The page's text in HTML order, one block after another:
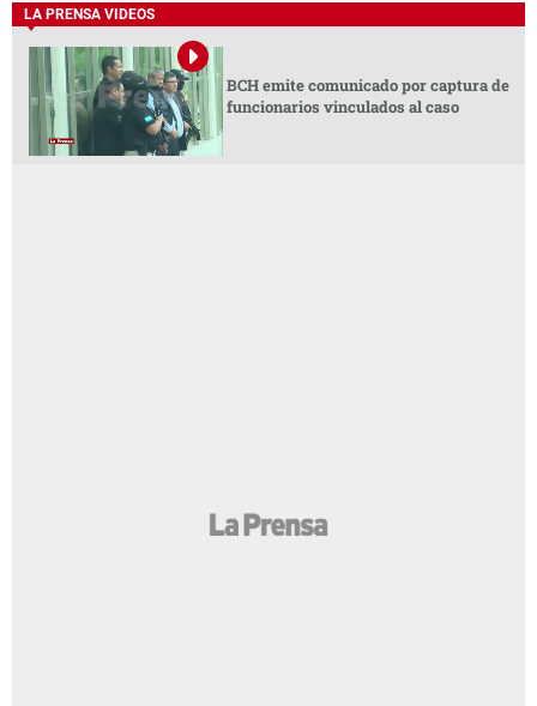
LA PRENSA VIDEOS
BCH emite comunicado por captura de
funcionarios vinculados al caso